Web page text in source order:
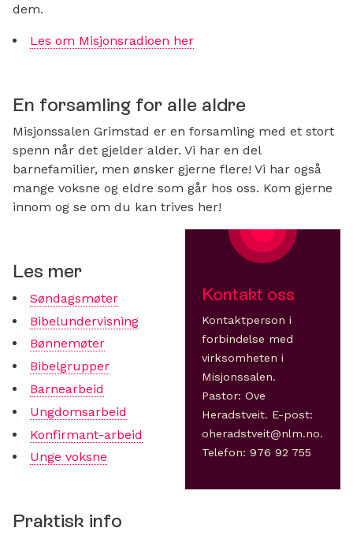
dem.
Les om Misjonsradioen her
En forsamling for alle aldre
Misjonssalen Grimstad er en forsamling med et stort
spenn når det gjelder alder. Vi har en del
barnefamilier, men ønsker gjerne flere! Vi har også
mange voksne og eldre som går hos oss. Kom gjerne
innom og se om du kan trives her!
Kontakt oss
Kontaktperson i
forbindelse med
virksomheten i
Misjonssalen.
Pastor: Ove
Heradstveit. E-post:
oheradstveit@nlm.no.
Telefon: 976 92 755
Les mer
Søndagsmøter
Bibelundervisning
Bønnemøter
Bibelgrupper
Barnearbeid
Ungdomsarbeid
Konfirmant-arbeid
Unge voksne
Praktisk info